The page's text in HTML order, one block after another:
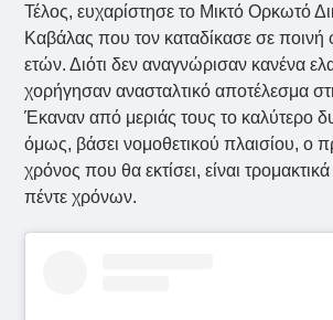
Τέλος, ευχαρίστησε το Μικτό Ορκωτό
Καβάλας που τον καταδίκασε σε ποινή
ετών. Διότι δεν αναγνώρισαν κανένα
χορήγησαν ανασταλτικό αποτέλεσμα
Έκαναν από μεριάς τους το καλύτερο
όμως, βάσει νομοθετικού πλαισίου, ο
χρόνος που θα εκτίσει, είναι
πέντε χρόνων.